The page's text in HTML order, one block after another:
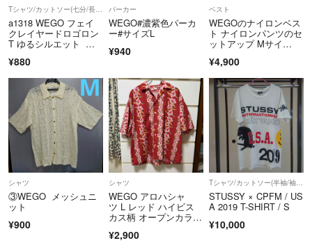
Tシャツ/カットソー(七分/長袖)
a1318 WEGO フェイ
クレイヤードロゴロン
T ゆるシルエット ユ
¥880
パーカー
WEGO#濃紫色パーカ
ー#サイズL
¥940
ベスト
WEGOのナイロンベス
ト ナイロンパンツのセ
ットアップ Mサイ
¥4,900
シャツ
③WEGO メッシュニ
ット
¥900
シャツ
WEGO アロハシャ
ツ L レッド ハイビス
カス柄 オープンカラ
¥2,900
Tシャツ/カットソー(半袖/袖なし)
STUSSY × CPFM / US
A 2019 T-SHIRT / S
¥10,000